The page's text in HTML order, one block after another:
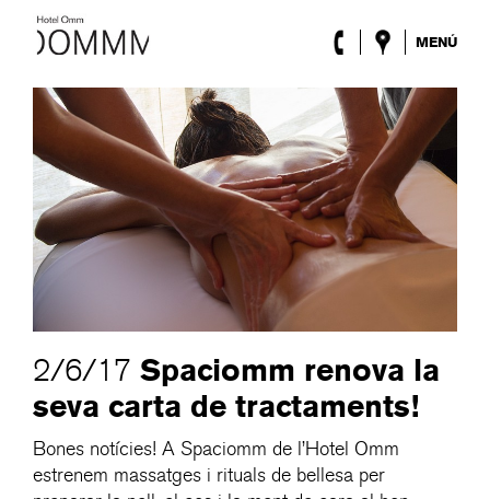
MENÚ
L’Hotel
Habitacions
Roca Barcelona
Spa
Terrassa
Lobby & Club
Esdeveniments
Promocions
Blog
2/6/17 Spaciomm renova la
seva carta de tractaments!
Bones notícies! A Spaciomm de l’Hotel Omm
estrenem massatges i rituals de bellesa per